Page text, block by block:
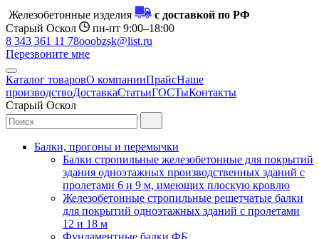
Железобетонные изделия
с доставкой по РФ
Старый Оскол
пн-пт 9:00–18:00
8 343 361 11 78ooobzsk@list.ru
Перезвоните мне
Каталог товаровО компанииПрайсНаше
производствоДоставкаСтатьиГОСТыКонтакты
Старый Оскол
Балки, прогоны и перемычки
Балки стропильные железобетонные для покрытий
здания одноэтажных производственных зданий с
пролетами 6 и 9 м, имеющих плоскую кровлю
Железобетонные стропильные решетчатые балки
для покрытий одноэтажных зданий с пролетами
12 и 18 м
Фундаментные балки ФБ